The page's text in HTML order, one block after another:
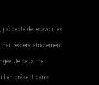
de recevoir les
restera strictement
Je peux me
lien présent dans